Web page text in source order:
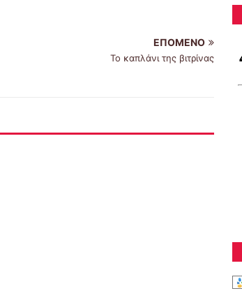
ΕΠΌΜΕΝΟ
Το καπλάνι της βιτρίνας